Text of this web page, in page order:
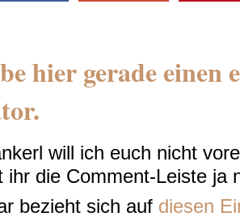
hier gerade einen
will ich euch nicht
ihr die Comment-Leiste ja
bezieht sich auf diesen